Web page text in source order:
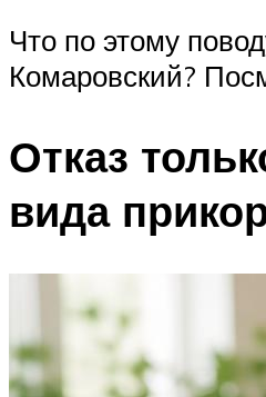
Что по этому
Комаровский?
Отказ
вида